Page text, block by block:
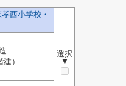
西小学校・
選択
▼
）